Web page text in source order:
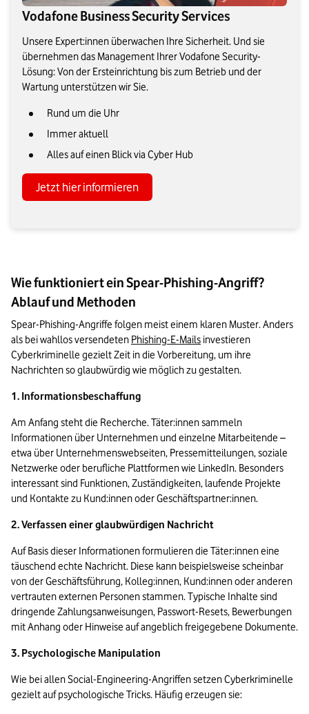
Vodafone Business Security Services
Unsere Expert:innen überwachen Ihre Sicherheit. Und sie
übernehmen das Management Ihrer Vodafone Security-
Lösung: Von der Ersteinrichtung bis zum Betrieb und der
Wartung unterstützen wir Sie.
Rund um die Uhr
Immer aktuell
Alles auf einen Blick via Cyber Hub
Jetzt hier informieren
Wie funktioniert ein Spear-Phishing-Angriff?
Ablauf und Methoden
Spear-Phishing-Angriffe folgen meist einem klaren Muster. Anders
als bei wahllos versendeten Phishing-E-Mails investieren
Cyberkriminelle gezielt Zeit in die Vorbereitung, um ihre
Nachrichten so glaubwürdig wie möglich zu gestalten.
1. Informationsbeschaffung
Am Anfang steht die Recherche. Täter:innen sammeln
Informationen über Unternehmen und einzelne Mitarbeitende –
etwa über Unternehmenswebseiten, Pressemitteilungen, soziale
Netzwerke oder berufliche Plattformen wie LinkedIn. Besonders
interessant sind Funktionen, Zuständigkeiten, laufende Projekte
und Kontakte zu Kund:innen oder Geschäftspartner:innen.
2. Verfassen einer glaubwürdigen Nachricht
Auf Basis dieser Informationen formulieren die Täter:innen eine
täuschend echte Nachricht. Diese kann beispielsweise scheinbar
von der Geschäftsführung, Kolleg:innen, Kund:innen oder anderen
vertrauten externen Personen stammen. Typische Inhalte sind
dringende Zahlungsanweisungen, Passwort-Resets, Bewerbungen
mit Anhang oder Hinweise auf angeblich freigegebene Dokumente.
3. Psychologische Manipulation
Wie bei allen Social-Engineering-Angriffen setzen Cyberkriminelle
gezielt auf psychologische Tricks. Häufig erzeugen sie: